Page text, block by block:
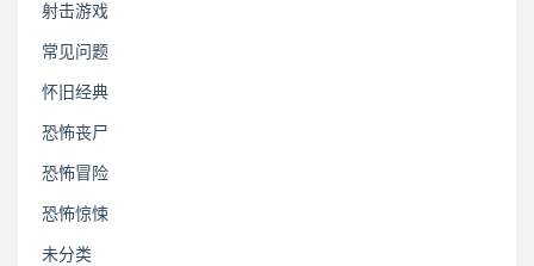
射击游戏
常见问题
怀旧经典
恐怖丧尸
恐怖冒险
恐怖惊悚
未分类